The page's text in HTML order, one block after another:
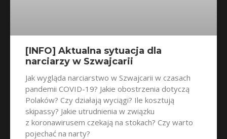
[INFO] Aktualna sytuacja dla
narciarzy w Szwajcarii
Jak wygląda narciarstwo w Szwajcarii w czasach
pandemii COVID-19? Jakie obostrzenia dotyczą
Polaków? Czy działają wyciągi? Ile kosztują
skipassy? Jakie utrudnienia w związku
z koronawirusem czekają na stokach? Czy warto
pojechać na narty?